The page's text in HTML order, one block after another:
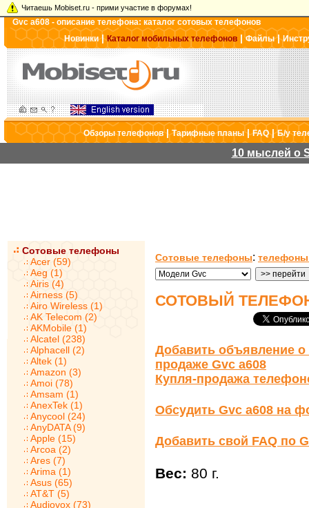
Читаешь Mobiset.ru - прими участие в форумах!
Gvc a608 - описание телефона: каталог сотовых телефонов
Новинки|Каталог мобильных телефонов |Файлы|
Обзоры телефонов|Тарифные планы|FAQ|Б/у
10 мыслей о
Сотовые телефоны
Acer (59)
Aeg (1)
Airis (4)
Airness (5)
Airo Wireless (1)
AK Telecom (2)
AKMobile (1)
Alcatel (238)
Alphacell (2)
Altek (1)
Amazon (3)
Amoi (78)
Amsam (1)
AnexTek (1)
Anycool (24)
AnyDATA (9)
Apple (15)
Arcoa (2)
Ares (7)
Arima (1)
Asus (65)
AT&T (5)
Audiovox (73)
Сотовые телефоны:
СОТОВЫЙ ТЕЛЕФОН
Добавить объявление о
продаже Gvc a608
Купля-продажа
Обсудить Gvc a608 на
Добавить свой FAQ по
Вес: 80 г.